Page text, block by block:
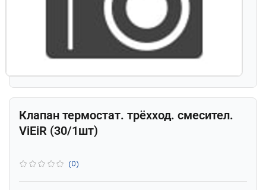
(0)
Клапан термостат. трёхход. смесител.
ViEiR (30/1шт)